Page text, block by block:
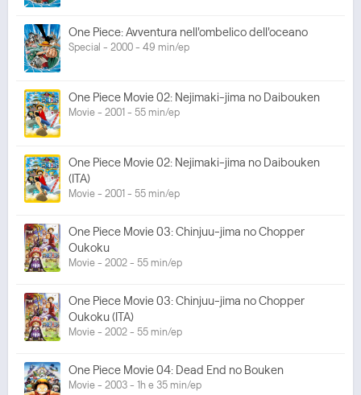
One Piece: Avventura nell'ombelico dell'oceano
Special - 2000 - 49 min/ep
One Piece Movie 02: Nejimaki-jima no Daibouken
Movie - 2001 - 55 min/ep
One Piece Movie 02: Nejimaki-jima no Daibouken
(ITA)
Movie - 2001 - 55 min/ep
One Piece Movie 03: Chinjuu-jima no Chopper
Oukoku
Movie - 2002 - 55 min/ep
One Piece Movie 03: Chinjuu-jima no Chopper
Oukoku (ITA)
Movie - 2002 - 55 min/ep
One Piece Movie 04: Dead End no Bouken
Movie - 2003 - 1h e 35 min/ep